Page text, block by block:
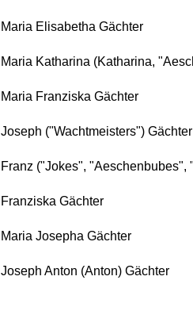
Maria Elisabetha Gächter
Maria Katharina (Katharina,
Maria Franziska Gächter
Joseph ("Wachtmeisters") Gächter
Franz ("Jokes", "Aeschenbubes",
Franziska Gächter
Maria Josepha Gächter
Joseph Anton (Anton) Gächter